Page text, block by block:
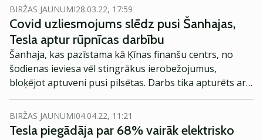
BIRŽAS JAUNUMI28.03.22, 17:59
Covid uzliesmojums slēdz pusi Šanhajas,
Tesla aptur rūpnīcas darbību
Šanhaja, kas pazīstama kā Ķīnas finanšu centrs, no
šodienas ieviesa vēl stingrākus ierobežojumus,
bloķējot aptuveni pusi pilsētas. Darbs tika apturēts arī
Teslas rūpnīcā.
BIRŽAS JAUNUMI04.04.22, 11:21
Tesla piegādāja par 68% vairāk elektrisko